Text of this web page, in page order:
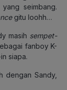
seimbang.
gitu loohh…
masih sempet-
fanboy K-
siapa.
dengan Sandy,